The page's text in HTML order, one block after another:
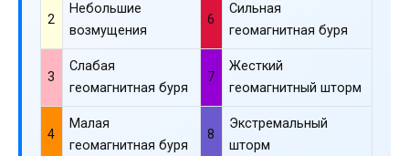
2
Небольшие
возмущения
6
Сильная
геомагнитная буря
3
Слабая
геомагнитная буря
7
Жесткий
геомагнитный шторм
4
Малая
геомагнитная буря
8
Экстремальный
шторм